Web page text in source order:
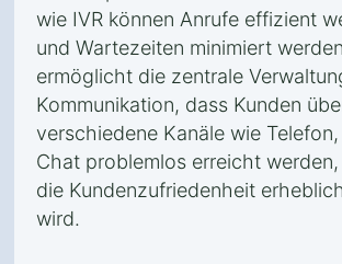
wie IVR können Anrufe effizient
und Wartezeiten minimiert
ermöglicht die zentrale
Kommunikation, dass Kunden
verschiedene Kanäle wie
Chat problemlos erreicht
die Kundenzufriedenheit
wird.